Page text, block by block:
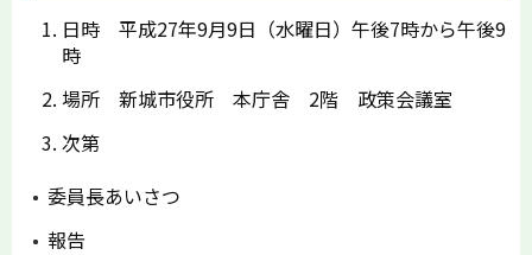
日時 平成27年9月9日（水曜日）午後7時から午後9
時
場所 新城市役所 本庁舎 2階 政策会議室
次第
委員長あいさつ
報告